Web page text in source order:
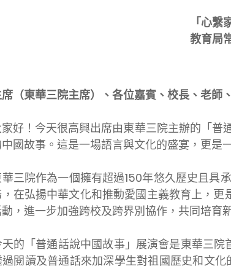
「心
教育局
（東華三院主席）、各位嘉賓、校長、老師
今天很高興出席由東華三院主辦的「普通
國故事。這是一場語言與文化的盛宴，更是
院作為一個擁有超過150年悠久歷史且具承
在弘揚中華文化和推動愛國主義教育上，
，進一步加強跨校及跨界別協作，共同培育
「普通話說中國故事」展演會是東華三院
閱讀及普通話來加深學生對祖國歷史和文